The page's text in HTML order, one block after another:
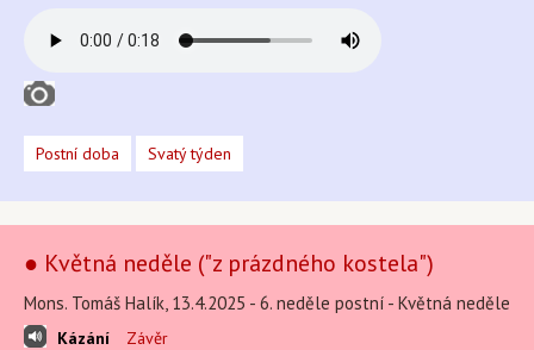
Postní doba Svatý týden
● Květná neděle ("z prázdného kostela")
Mons. Tomáš Halík, 13.4.2025 - 6. neděle postní - Květná neděle
Kázání Závěr